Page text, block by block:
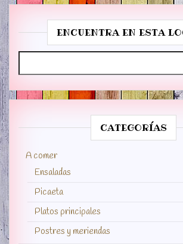
ENCUENTRA EN ESTA
CATEGORÍAS
A comer
Ensaladas
Picaeta
Platos principales
Postres y meriendas